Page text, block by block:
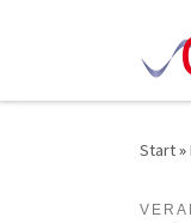
Start»